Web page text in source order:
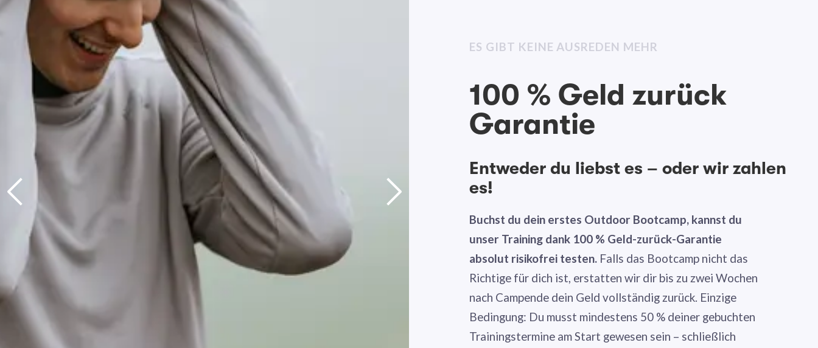
ES GIBT KEINE AUSREDEN MEHR
100 % Geld zurück
Garantie
Entweder du liebst es – oder wir zahlen
es!
Buchst du dein erstes Outdoor Bootcamp, kannst du
unser Training dank 100 % Geld-zurück-Garantie
absolut risikofrei testen. Falls das Bootcamp nicht das
Richtige für dich ist, erstatten wir dir bis zu zwei Wochen
nach Campende dein Geld vollständig zurück. Einzige
Bedingung: Du musst mindestens 50 % deiner gebuchten
Trainingstermine am Start gewesen sein – schließlich